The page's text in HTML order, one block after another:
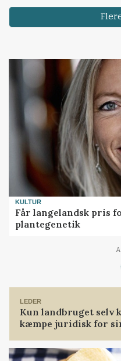
KULTUR
Får langelandsk pris
plantegenetik
LEDER
Kun landbruget selv
kæmpe juridisk for